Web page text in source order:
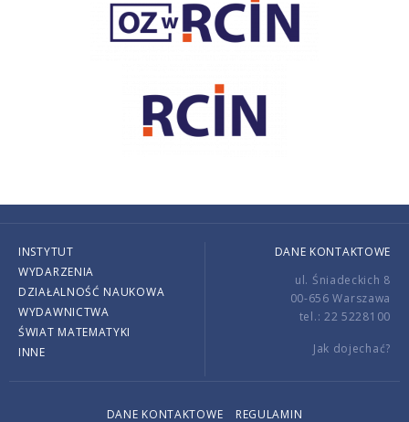
INSTYTUT
WYDARZENIA
DZIAŁALNOŚĆ NAUKOWA
WYDAWNICTWA
ŚWIAT MATEMATYKI
INNE
DANE KONTAKTOWE
ul. Śniadeckich 8
00-656 Warszawa
tel.: 22 5228100
Jak dojechać?
DANE KONTAKTOWE REGULAMIN